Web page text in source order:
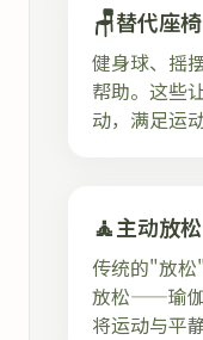
🪑替代座椅
健身球、摇
帮助。这些
动，满足运
🧘主动放松
传统的"放
放松——瑜伽
将运动与平